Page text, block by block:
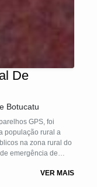
De
Botucatu
GPS, foi
população rural a
na zona rural do
emergência de
VER MAIS